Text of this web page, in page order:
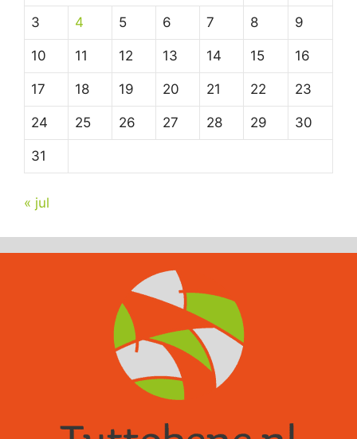
3 4 5 6 7 8 9
10 11 12 13 14 15 16
17 18 19 20 21 22 23
24 25 26 27 28 29 30
31
« jul